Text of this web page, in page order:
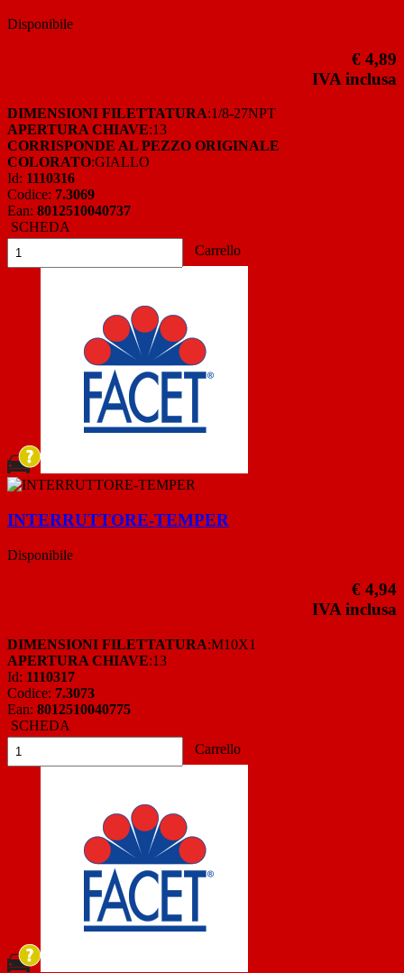
Disponibile
€ 4,89
IVA inclusa
DIMENSIONI FILETTATURA:1/8-27NPT
APERTURA CHIAVE:13
CORRISPONDE AL PEZZO ORIGINALE
COLORATO:GIALLO
Id: 1110316
Codice: 7.3069
Ean: 8012510040737
SCHEDA
Carrello
INTERRUTTORE-TEMPER
Disponibile
€ 4,94
IVA inclusa
DIMENSIONI FILETTATURA:M10X1
APERTURA CHIAVE:13
Id: 1110317
Codice: 7.3073
Ean: 8012510040775
SCHEDA
Carrello